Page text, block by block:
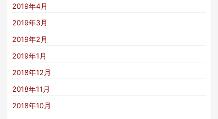
2019年4月
2019年3月
2019年2月
2019年1月
2018年12月
2018年11月
2018年10月